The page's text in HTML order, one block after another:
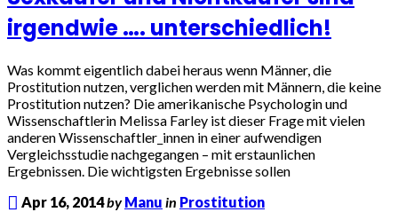
irgendwie …. unterschiedlich!
Was kommt eigentlich dabei heraus wenn Männer, die
Prostitution nutzen, verglichen werden mit Männern, die keine
Prostitution nutzen? Die amerikanische Psychologin und
Wissenschaftlerin Melissa Farley ist dieser Frage mit vielen
anderen Wissenschaftler_innen in einer aufwendigen
Vergleichsstudie nachgegangen – mit erstaunlichen
Ergebnissen. Die wichtigsten Ergebnisse sollen
Apr 16, 2014by Manu in Prostitution